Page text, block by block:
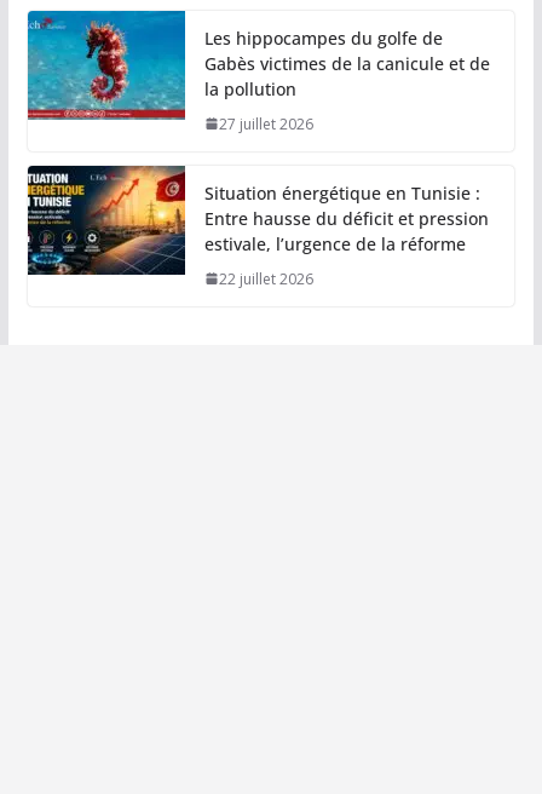
Les hippocampes du golfe de
Gabès victimes de la canicule et de
la pollution
27 juillet 2026
Situation énergétique en Tunisie :
Entre hausse du déficit et pression
estivale, l’urgence de la réforme
22 juillet 2026